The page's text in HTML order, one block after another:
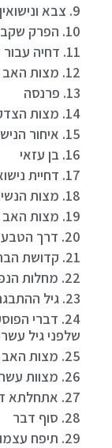
9. צבא ונישואין ביהדות
10. הפרק שקבעו חכמים למצוא את ההוגנת לו
11. דחיה עבור שידוך הגון יותר
12. מצות האב להשיא את בנו
13. פרנסה
14. מצות הצדקה
15. איחור הנישואין – מנהג הגויים
16. בן עזאי
17. דחיית נישואין עבור לימוד תורה
18. מצות הנשים
19. מצות האב להשיא את בתו ומצות הכנסת כלה
20. דרך הטבע
21. קדושת הברית
22. מחלות הנפש
23. גיל ההתבגרות בתורה
24. דברי
שלפני גיל
25. מצות האב לחנך את בנו ובתו לחיי משפחה
26. מצוות עשה ומצוות לא תעשה התלויות במצות הנישואין
27. אתחלתא דגאולה
28. סוף דבר
29. תיפח עצמותיו – מיתה בידי שמים